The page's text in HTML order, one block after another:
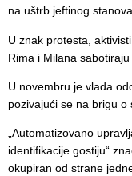
na uštrb jeftinog
U znak protesta,
Rima i Milana
U novembru je vlada
pozivajući se na brigu o
„Automatizovano
identifikacije gostiju“
okupiran od strane